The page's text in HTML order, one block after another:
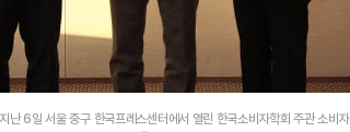
난 6일 서울 중구 한국프레스센터에서 열린 한국소비자학회 주관 소비